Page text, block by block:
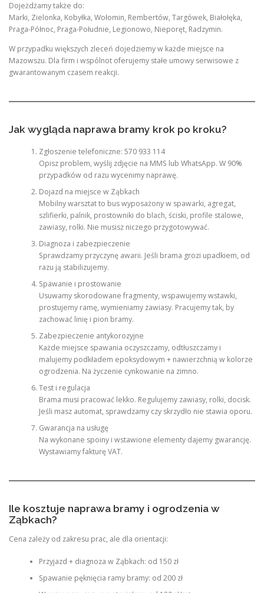
Dojeżdżamy także do:
Marki, Zielonka, Kobyłka, Wołomin, Rembertów, Targówek, Białołęka,
Praga-Północ, Praga-Południe, Legionowo, Nieporęt, Radzymin.
W przypadku większych zleceń dojedziemy w każde miejsce na
Mazowszu. Dla firm i wspólnot oferujemy stałe umowy serwisowe z
gwarantowanym czasem reakcji.
Jak wygląda naprawa bramy krok po kroku?
Zgłoszenie telefoniczne: 570 933 114
Opisz problem, wyślij zdjęcie na MMS lub WhatsApp. W 90%
przypadków od razu wycenimy naprawę.
Dojazd na miejsce w Ząbkach
Mobilny warsztat to bus wyposażony w spawarki, agregat,
szlifierki, palnik, prostowniki do blach, ściski, profile stalowe,
zawiasy, rolki. Nie musisz niczego przygotowywać.
Diagnoza i zabezpieczenie
Sprawdzamy przyczynę awarii. Jeśli brama grozi upadkiem, od
razu ją stabilizujemy.
Spawanie i prostowanie
Usuwamy skorodowane fragmenty, wspawujemy wstawki,
prostujemy ramę, wymieniamy zawiasy. Pracujemy tak, by
zachować linię i pion bramy.
Zabezpieczenie antykorozyjne
Każde miejsce spawania oczyszczamy, odtłuszczamy i
malujemy podkładem epoksydowym + nawierzchnią w kolorze
ogrodzenia. Na życzenie cynkowanie na zimno.
Test i regulacja
Brama musi pracować lekko. Regulujemy zawiasy, rolki, docisk.
Jeśli masz automat, sprawdzamy czy skrzydło nie stawia oporu.
Gwarancja na usługę
Na wykonane spoiny i wstawione elementy dajemy gwarancję.
Wystawiamy fakturę VAT.
Ile kosztuje naprawa bramy i ogrodzenia w
Ząbkach?
Cena zależy od zakresu prac, ale dla orientacji:
Przyjazd + diagnoza w Ząbkach: od 150 zł
Spawanie pęknięcia ramy bramy: od 200 zł